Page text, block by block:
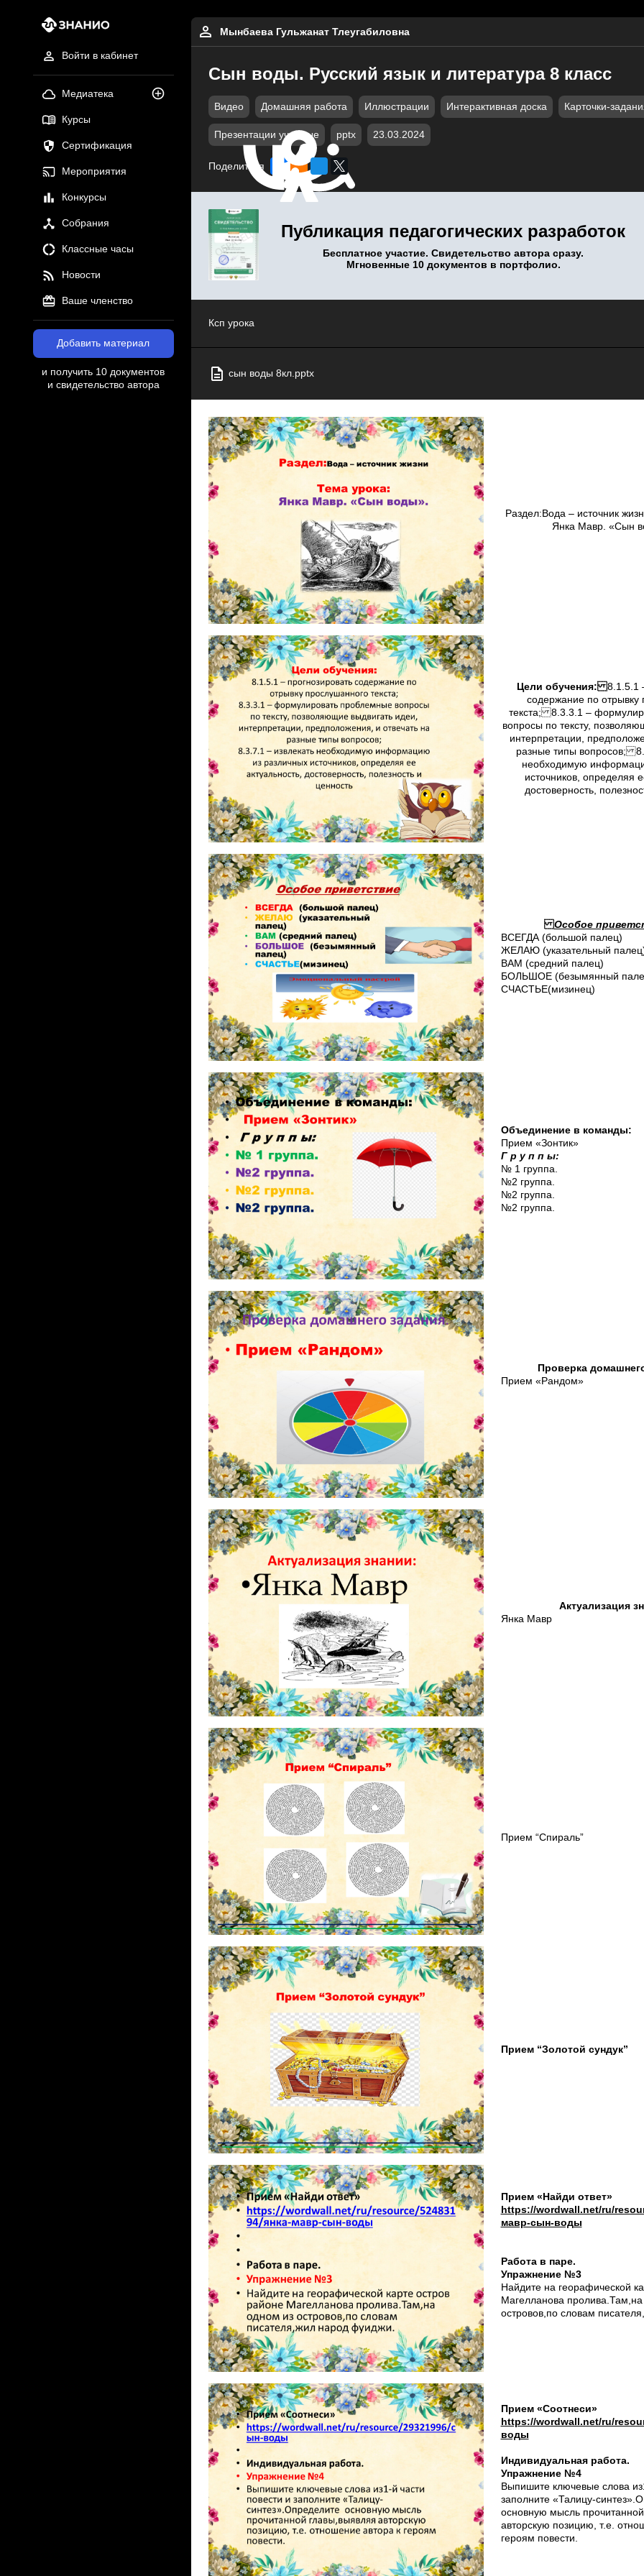
Войти в кабинет
Медиатека
Курсы
Сертификация
Мероприятия
Конкурсы
Собрания
Классные часы
Новости
Ваше членство
Добавить материал
и получить 10 документов
и свидетельство автора
Мынбаева Гульжанат Тлеугабиловна
Сын воды. Русский язык и литература 8 класс
Видео Домашняя работа Иллюстрации Интерактивная доска Карточки-
Презентации учебные pptx 23.03.2024
Поделиться
Публикация педагогических разработок
Бесплатное участие. Свидетельство автора сразу.
Мгновенные 10 документов в портфолио.
Ксп урока
сын воды 8кл.pptx
Раздел:Вода – источник
Янка Мавр.
Цели обучения:8.1.5.1
содержание по отрывку
текста; 8.3.3.1 –
вопросы по тексту,
интерпретации,
разные типы вопросов;
необходимую
источников, определяя
достоверность,
Особое
ВСЕГДА (большой палец)
ЖЕЛАЮ (указательный
ВАМ (средний палец)
БОЛЬШОЕ (безымянный
СЧАСТЬЕ(мизинец)
Объединение в команды:
Прием «Зонтик»
Г р у п п ы:
№ 1 группа.
№2 группа.
№2 группа.
№2 группа.
Проверка
Прием «Рандом»
Актуализация
Янка Мавр
Прием “Спираль”
Прием “Золотой сундук”
Прием «Найди ответ»
https://wordwall.net/ru/
мавр-сын-воды
Работа в паре.
Упражнение №3
Найдите на георафической
Магелланова
островов,по словам
Прием «Соотнеси»
https://wordwall.net/ru/
воды
Индивидуальная работа.
Упражнение №4
Выпишите ключевые слова
заполните «Талицу-
основную мысль
авторскую позицию, т.е.
героям повести.